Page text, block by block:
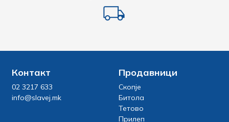
Контакт
02 3217 633
info@slavej.mk
Продавници
Скопје
Битола
Тетово
Прилеп